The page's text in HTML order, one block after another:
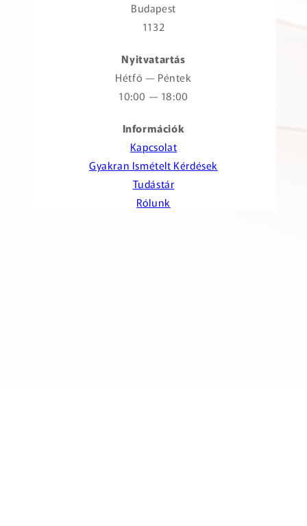
Budapest
1132
Nyitvatartás
Hétfő — Péntek
10:00 — 18:00
Információk
Kapcsolat
Gyakran Ismételt Kérdések
Tudástár
Rólunk